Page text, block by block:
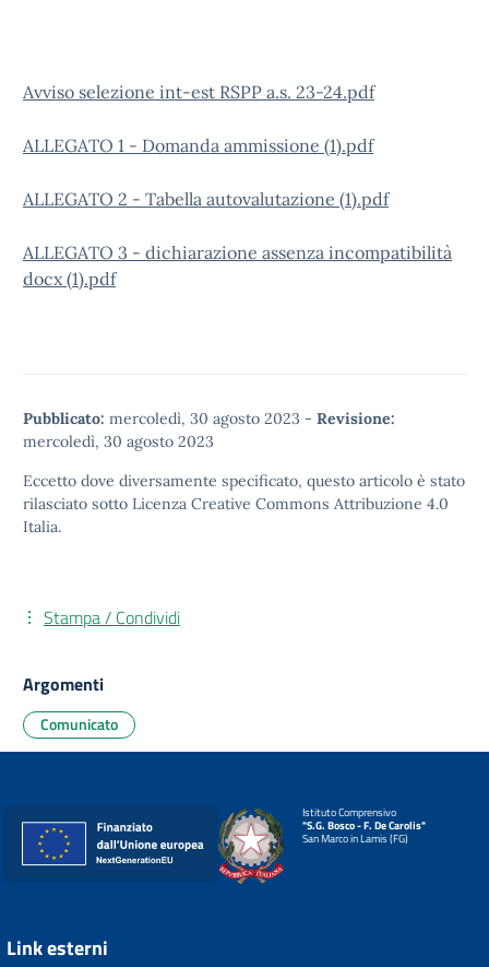
Avviso selezione int-est RSPP a.s. 23-24.pdf
ALLEGATO 1 - Domanda ammissione (1).pdf
ALLEGATO 2 - Tabella autovalutazione (1).pdf
ALLEGATO 3 - dichiarazione assenza incompatibilità
docx (1).pdf
Pubblicato: mercoledì, 30 agosto 2023 - Revisione:
mercoledì, 30 agosto 2023
Eccetto dove diversamente specificato, questo articolo è stato
rilasciato sotto Licenza Creative Commons Attribuzione 4.0
Italia.
Stampa / Condividi
Argomenti
Comunicato
Istituto Comprensivo
"S.G. Bosco - F. De Carolis"
San Marco in Lamis (FG)
Link esterni